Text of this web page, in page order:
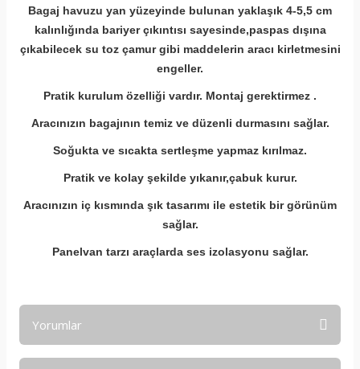
Bagaj havuzu yan yüzeyinde bulunan yaklaşık 4-5,5 cm
kalınlığında bariyer çıkıntısı sayesinde,paspas dışına
çıkabilecek su toz çamur gibi maddelerin aracı kirletmesini
engeller.
Pratik kurulum özelliği vardır. Montaj gerektirmez .
Aracınızın bagajının temiz ve düzenli durmasını sağlar.
Soğukta ve sıcakta sertleşme yapmaz kırılmaz.
Pratik ve kolay şekilde yıkanır,çabuk kurur.
Aracınızın iç kısmında şık tasarımı ile estetik bir görünüm
sağlar.
Panelvan tarzı araçlarda ses izolasyonu sağlar.
Yorumlar